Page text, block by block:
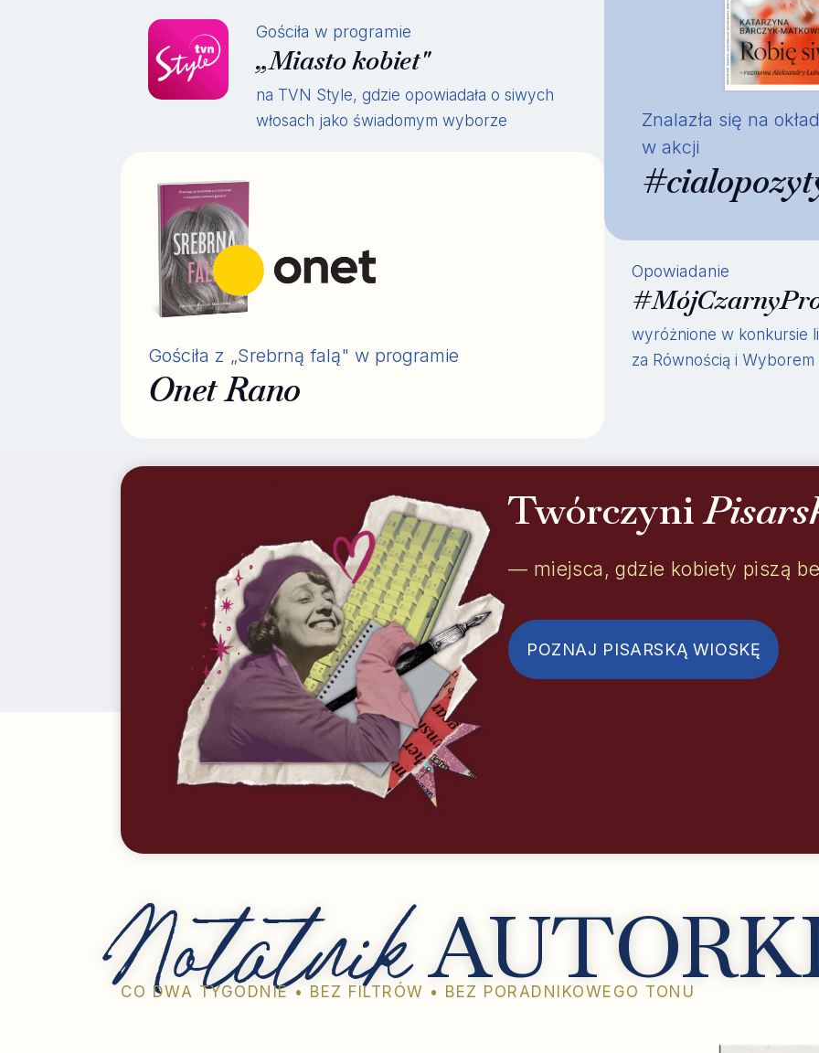
Gościła w programie
„Miasto kobiet"
na TVN Style, gdzie opowiadała o siwych
włosach jako świadomym wyborze
Gościła z „Srebrną falą" w programie
Onet Rano
Znalazła się na
w akcji
Opowiadanie
wyróżnione w konkursie
za Równością i Wyborem
Twórczyni
— miejsca, gdzie kobiety piszą
POZNAJ PISARSKĄ WIOSKĘ
Notatnik
CO DWA TYGODNIE • BEZ FILTRÓW • BEZ PORADNIKOWEGO TONU